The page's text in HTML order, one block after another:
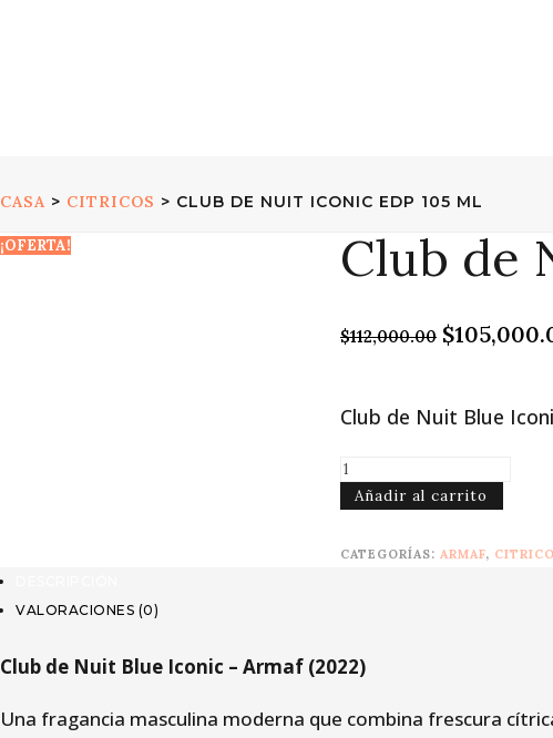
CASA > CITRICOS > CLUB DE NUIT ICONIC EDP 105 ML
¡OFERTA! Club de
$112,000.00 El
era:
$
Club de Nuit Blue
Club
deAñadir al carrito
CATEGORÍAS: ARMAF,
VALORACIONES (0)
Club de Nuit Blue Iconic – Armaf (2022)
Una fragancia masculina moderna que combina frescura